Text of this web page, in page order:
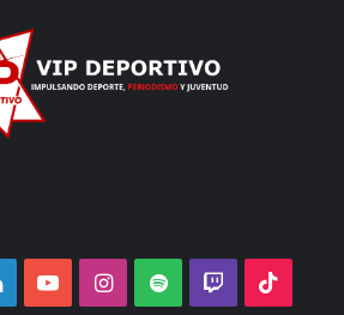
LinkedInYouTubeInstagram
Spotify Twitch